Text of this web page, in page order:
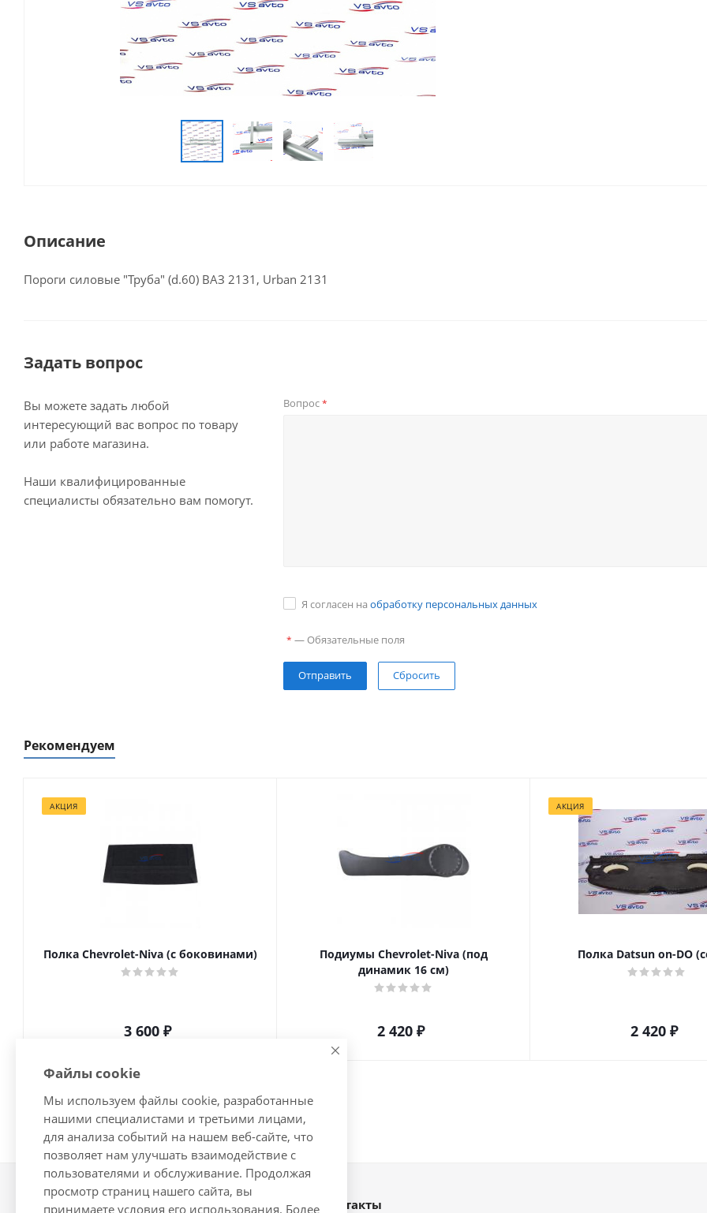
Описание
Пороги силовые "Труба" (d.60) ВАЗ 2131, Urban 2131
Задать вопрос
Вы можете задать любой
интересующий вас вопрос по товару
или работе магазина.
Наши квалифицированные
специалисты обязательно вам помогут.
Вопрос*
Я согласен на обработку персональных данных
* — Обязательные поля
Сбросить
Рекомендуем
АКЦИЯ
Полка Chevrolet-Niva (с боковинами)
3 600 ₽
Подиумы Chevrolet-Niva (под
динамик 16 см)
2 420 ₽
АКЦИЯ
Полка Datsun on-DO
2 420 ₽
2026 © Интернет-магазин Наши контакты
Файлы cookie
Мы используем файлы cookie, разработанные
нашими специалистами и третьими лицами,
для анализа событий на нашем веб-сайте, что
позволяет нам улучшать взаимодействие с
пользователями и обслуживание. Продолжая
просмотр страниц нашего сайта, вы
принимаете условия его использования. Более